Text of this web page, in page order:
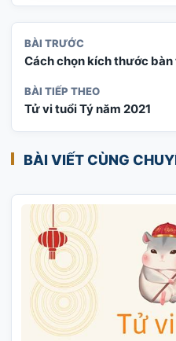
BÀI TRƯỚC
Cách chọn kích thước
BÀI TIẾP THEO
Tử vi tuổi Tý năm 2021
BÀI VIẾT CÙNG